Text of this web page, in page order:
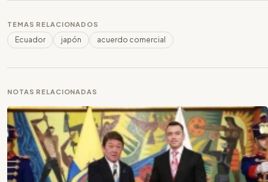
TEMAS RELACIONADOS
Ecuador japón acuerdo comercial
NOTAS RELACIONADAS